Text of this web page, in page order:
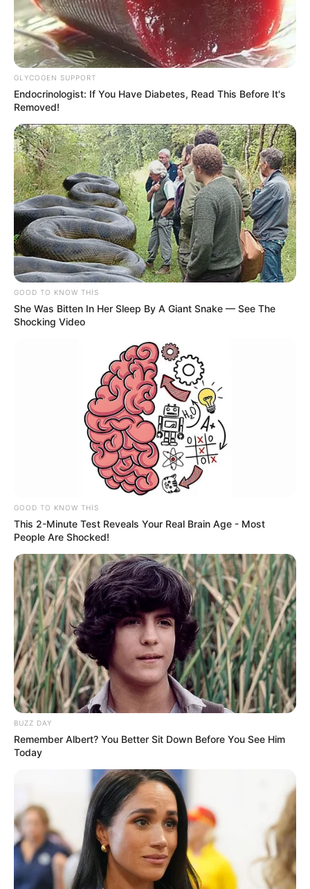
19:09 / 06 Avqust 2026 CƏMİYYƏT
Şəxs məcburi nikahda saxlanıla bilərmi?
—Vəkildən AÇIQLAMA
60 0 0
19:05 / 06 Avqust 2026
Bəzi marşrutların hərəkətistiqamətləri
59
18:47 / 06 Avqust 2026 CƏMİYYƏT
Əmək pensiyalarında və bu
müavinətlərdə ARTIM OLACAQ -
AÇIQLADI
563
GLYCOGEN SUPPORT
Endocrinologist: If You Have Diabetes, Read This Before It's
Removed!
GOOD TO KNOW THIS
She Was Bitten In Her Sleep By A Giant Snake — See The
Shocking Video
GOOD TO KNOW THIS
This 2-Minute Test Reveals Your Real Brain Age - Most
People Are Shocked!
BUZZ DAY
Remember Albert? You Better Sit Down Before You See Him
Today